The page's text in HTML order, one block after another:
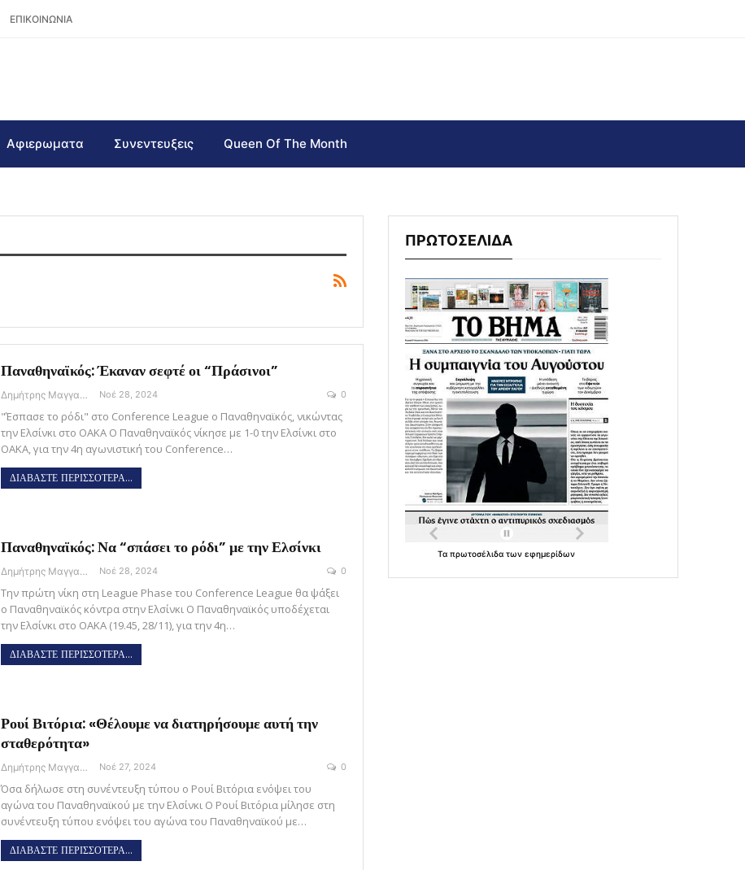
ΕΠΙΚΟΙΝΩΝΙΑ
Αφιερωματα Συνεντευξεις Queen Of The Month
Παναθηναϊκός: Έκαναν σεφτέ οι “Πράσινοι”
Δημήτρης Μαγγανάρης Νοέ 28, 2024 0
"Έσπασε το ρόδι" στο Conference League ο Παναθηναϊκός, νικώντας
την Ελσίνκι στο ΟΑΚΑ Ο Παναθηναϊκός νίκησε με 1-0 την Ελσίνκι στο
ΟΑΚΑ, για την 4η αγωνιστική του Conference…
ΔΙΑΒΑΣΤΕ ΠΕΡΙΣΣΟΤΕΡΑ...
Παναθηναϊκός: Να “σπάσει το ρόδι” με την Ελσίνκι
Δημήτρης Μαγγανάρης Νοέ 28, 2024 0
Tην πρώτη νίκη στη League Phase του Conference League θα ψάξει
ο Παναθηναϊκός κόντρα στην Ελσίνκι Ο Παναθηναϊκός υποδέχεται
την Ελσίνκι στο ΟΑΚΑ (19.45, 28/11), για την 4η…
ΔΙΑΒΑΣΤΕ ΠΕΡΙΣΣΟΤΕΡΑ...
Ρουί Βιτόρια: «Θέλουμε να διατηρήσουμε αυτή την
σταθερότητα»
Δημήτρης Μαγγανάρης Νοέ 27, 2024 0
Όσα δήλωσε στη συνέντευξη τύπου ο Ρουί Βιτόρια ενόψει του
αγώνα του Παναθηναϊκού με την Ελσίνκι Ο Ρουί Βιτόρια μίλησε στη
συνέντευξη τύπου ενόψει του αγώνα του Παναθηναϊκού με…
ΔΙΑΒΑΣΤΕ ΠΕΡΙΣΣΟΤΕΡΑ...
ΠΡΩΤΟΣΕΛΙΔΑ
Ταπρωτοσέλιδατωνεφημερίδων